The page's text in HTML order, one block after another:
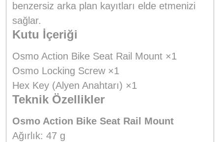
benzersiz arka plan kayıtları elde etmenizi
sağlar.
Kutu İçeriği
Osmo Action Bike Seat Rail Mount ×1
Osmo Locking Screw ×1
Hex Key (Alyen Anahtarı) ×1
Teknik Özellikler
Osmo Action Bike Seat Rail Mount
Ağırlık: 47 g